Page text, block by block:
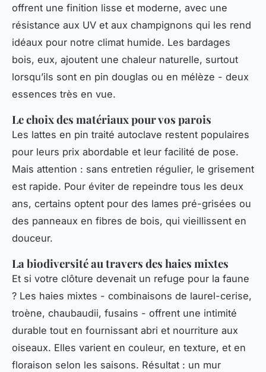
offrent une finition lisse et moderne, avec une
résistance aux UV et aux champignons qui les rend
idéaux pour notre climat humide. Les bardages
bois, eux, ajoutent une chaleur naturelle, surtout
lorsqu’ils sont en pin douglas ou en mélèze - deux
essences très en vue.
Le choix des matériaux pour vos parois
Les lattes en pin traité autoclave restent populaires
pour leurs prix abordable et leur facilité de pose.
Mais attention : sans entretien régulier, le grisement
est rapide. Pour éviter de repeindre tous les deux
ans, certains optent pour des lames pré-grisées ou
des panneaux en fibres de bois, qui vieillissent en
douceur.
La biodiversité au travers des haies mixtes
Et si votre clôture devenait un refuge pour la faune
? Les haies mixtes - combinaisons de laurel-cerise,
troène, chaubaudii, fusains - offrent une intimité
durable tout en fournissant abri et nourriture aux
oiseaux. Elles varient en couleur, en texture, et en
floraison selon les saisons. Résultat : un mur